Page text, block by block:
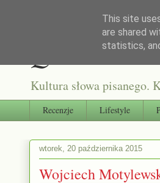
Qultura
Kultura słowa pisanego.
Recenzje Lifestyle
wtorek, 20 października 2015
Wojciech
This site
are shared
statistics,